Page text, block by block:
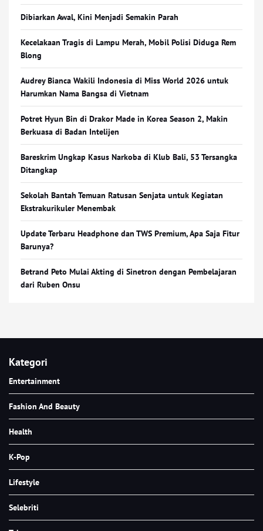
Dibiarkan Awal, Kini Menjadi Semakin Parah
Kecelakaan Tragis di Lampu Merah, Mobil Polisi Diduga Rem
Blong
Audrey Bianca Wakili Indonesia di Miss World 2026 untuk
Harumkan Nama Bangsa di Vietnam
Potret Hyun Bin di Drakor Made in Korea Season 2, Makin
Berkuasa di Badan Intelijen
Bareskrim Ungkap Kasus Narkoba di Klub Bali, 53 Tersangka
Ditangkap
Sekolah Bantah Temuan Ratusan Senjata untuk Kegiatan
Ekstrakurikuler Menembak
Update Terbaru Headphone dan TWS Premium, Apa Saja Fitur
Barunya?
Betrand Peto Mulai Akting di Sinetron dengan Pembelajaran
dari Ruben Onsu
Kategori
Entertainment
Fashion And Beauty
Health
K-Pop
Lifestyle
Selebriti